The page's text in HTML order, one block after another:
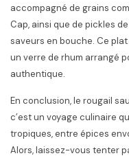
accompagné de grains
Cap, ainsi que de pickles
saveurs en bouche. Ce
un verre de rhum arrangé
authentique.
En conclusion, le rougail
c’est un voyage culinaire
tropiques, entre épices
Alors, laissez-vous tenter